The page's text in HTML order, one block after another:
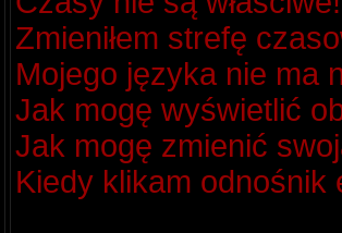
Zmieniłem strefę
Mojego języka nie ma
Jak mogę wyświetlić
Jak mogę zmienić
Kiedy klikam odnośnik